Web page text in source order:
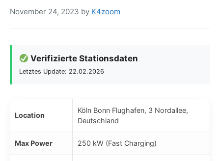
November 24, 2023 by K4zoom
Verifizierte Stationsdaten
Letztes Update: 22.02.2026
Location
Köln Bonn Flughafen, 3 Nordallee,
Deutschland
Max Power 250 kW (Fast Charging)